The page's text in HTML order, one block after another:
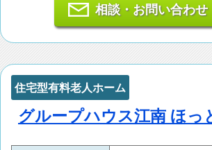
相談・お問い合わせ
住宅型有料老人ホーム
グループハウス江南 ほっ